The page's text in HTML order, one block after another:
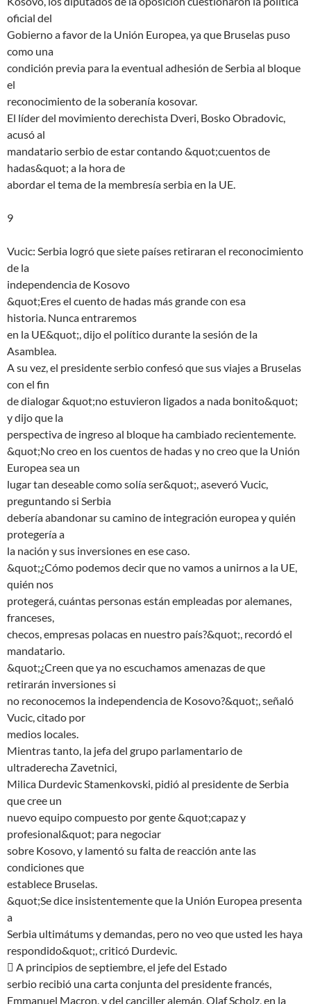
oficial del
Gobierno a favor de la Unión Europea, ya que Bruselas puso
como una
condición previa para la eventual adhesión de Serbia al bloque
el
reconocimiento de la soberanía kosovar.
El líder del movimiento derechista Dveri, Bosko Obradovic,
acusó al
mandatario serbio de estar contando &quot;cuentos de
hadas&quot; a la hora de
abordar el tema de la membresía serbia en la UE.
9
Vucic: Serbia logró que siete países retiraran el reconocimiento
de la
independencia de Kosovo
&quot;Eres el cuento de hadas más grande con esa
historia. Nunca entraremos
en la UE&quot;, dijo el político durante la sesión de la
Asamblea.
A su vez, el presidente serbio confesó que sus viajes a Bruselas
con el fin
de dialogar &quot;no estuvieron ligados a nada bonito&quot;
y dijo que la
perspectiva de ingreso al bloque ha cambiado recientemente.
&quot;No creo en los cuentos de hadas y no creo que la Unión
Europea sea un
lugar tan deseable como solía ser&quot;, aseveró Vucic,
preguntando si Serbia
debería abandonar su camino de integración europea y quién
protegería a
la nación y sus inversiones en ese caso.
&quot;¿Cómo podemos decir que no vamos a unirnos a la UE,
quién nos
protegerá, cuántas personas están empleadas por alemanes,
franceses,
checos, empresas polacas en nuestro país?&quot;, recordó el
mandatario.
&quot;¿Creen que ya no escuchamos amenazas de que
retirarán inversiones si
no reconocemos la independencia de Kosovo?&quot;, señaló
Vucic, citado por
medios locales.
Mientras tanto, la jefa del grupo parlamentario de
ultraderecha Zavetnici,
Milica Durdevic Stamenkovski, pidió al presidente de Serbia
que cree un
nuevo equipo compuesto por gente &quot;capaz y
profesional&quot; para negociar
sobre Kosovo, y lamentó su falta de reacción ante las
condiciones que
establece Bruselas.
&quot;Se dice insistentemente que la Unión Europea presenta
a
Serbia ultimátums y demandas, pero no veo que usted les haya
respondido&quot;, criticó Durdevic.
 A principios de septiembre, el jefe del Estado
serbio recibió una carta conjunta del presidente francés,
Emmanuel Macron, y del canciller alemán, Olaf Scholz, en la